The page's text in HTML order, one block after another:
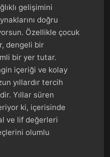
gelişimini
doğru
Özellikle çocuk
dengeli bir
bir yer tutar.
içeriği ve kolay
yıllardır tercih
Yıllar süren
ki, içerisinde
ve lif değerleri
olumlu